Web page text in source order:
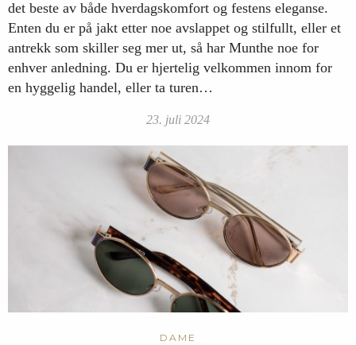
det beste av både hverdagskomfort og festens eleganse.
Enten du er på jakt etter noe avslappet og stilfullt, eller et
antrekk som skiller seg mer ut, så har Munthe noe for
enhver anledning. Du er hjertelig velkommen innom for
en hyggelig handel, eller ta turen…
23. juli 2024
DAME